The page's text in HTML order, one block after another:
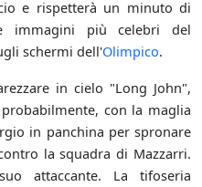
e rispetterà un minuto di
immagini più celebri del
schermi dell'Olimpico.
in cielo "Long John",
con la maglia
in panchina per spronare
la squadra di Mazzarri.
attaccante. La tifoseria